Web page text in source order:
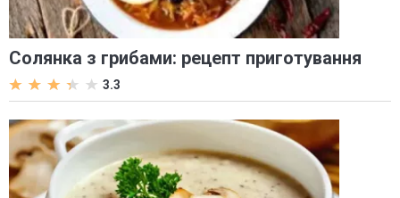
Солянка з грибами: рецепт приготування
3.3